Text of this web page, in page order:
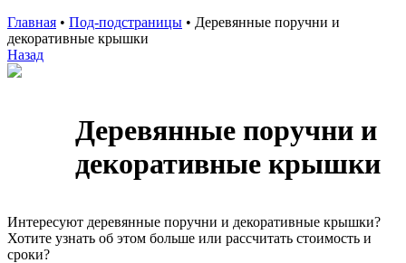
Главная • Под-подстраницы • Деревянные поручни и
декоративные крышки
Назад
Деревянные поручни и
декоративные крышки
Интересуют деревянные поручни и декоративные крышки?
Хотите узнать об этом больше или рассчитать стоимость и
сроки?